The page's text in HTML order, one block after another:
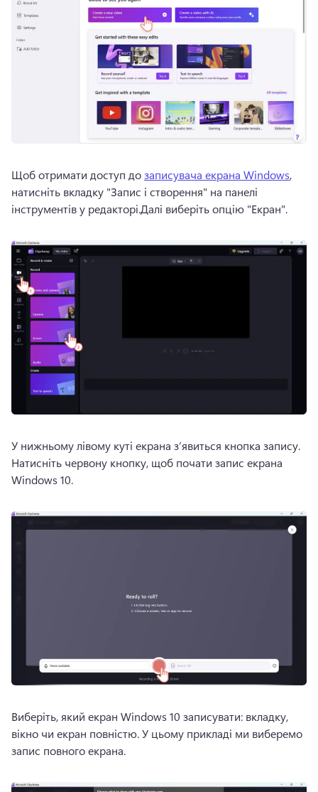
Щоб отримати доступ до записувача екрана Windows,
натисніть вкладку "Запис і створення" на панелі
інструментів у редакторі.Далі виберіть опцію "Екран".
Натисніть червону кнопку, щоб почати запис екрана
Windows 10.
Виберіть, який екран Windows 10 записувати: вкладку,
вікно чи екран повністю. У цьому прикладі ми виберемо
запис повного екрана.